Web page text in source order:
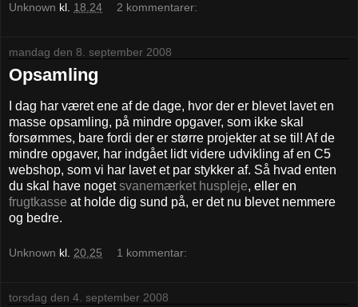
Unknown kl. 18.24 2 kommentarer:
mandag den 8. september 2008
Opsamling
I dag har været ene af de dage, hvor der er blevet lavet en
masse opsamling, på mindre opgaver, som ikke skal
forsømmes, bare fordi der er større projekter at se til! Af de
mindre opgaver, har indgået lidt videre udvikling af en C5
webshop, som vi har lavet et par stykker af. Så hvad enten
du skal have nogetsvanemærket huspleje, eller en
frugtkasse at holde dig sund på, er det nu blevet nemmere
og bedre.
Unknown kl. 20.25 1 kommentar:
torsdag den 4. september 2008